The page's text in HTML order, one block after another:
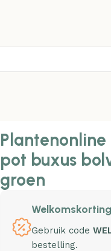
pot buxus
groen
Welkomskorting
Gebruik code
bestelling.